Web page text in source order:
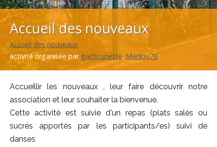
Accueil des nouveaux
Accueil des nouveaux
activité organisée par gachounette, Marilou78
Accueillir les nouveaux , leur faire découvrir notre
association et leur souhaiter la bienvenue.
Cette activité est suivie d'un repas (plats salés ou
sucrés apportés par les participants/es) suivi de
danses